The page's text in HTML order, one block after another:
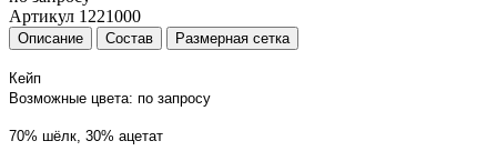
Артикул 1221000
Описание Состав Размерная сетка
Кейп
Возможные цвета: по запросу
70% шёлк, 30% ацетат